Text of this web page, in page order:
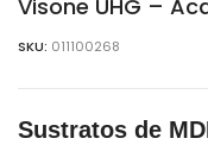
Visone UHG –
SKU: 011100268
Sustratos de